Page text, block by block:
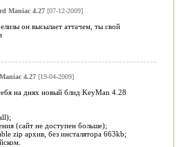
Maniac 4.27[07-12-2009]
он высылает аттачем, ты свой
4.27[19-04-2009]
на днях новый блид KeyMan 4.28
(сайт не доступен больше);
zip архив, без инсталятора 663kb;